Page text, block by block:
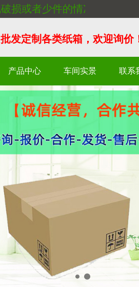
损或者少件的情况，请联系我
发定制各类纸箱，欢迎询价
产品中心 车间实景 联系